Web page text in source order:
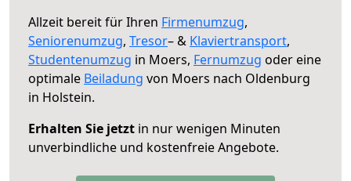
Allzeit bereit für Ihren Firmenumzug,
Seniorenumzug, Tresor– & Klaviertransport,
Studentenumzug in Moers, Fernumzug oder eine
optimale Beiladung von Moers nach Oldenburg
in Holstein.
Erhalten Sie jetzt in nur wenigen Minuten
unverbindliche und kostenfreie Angebote.